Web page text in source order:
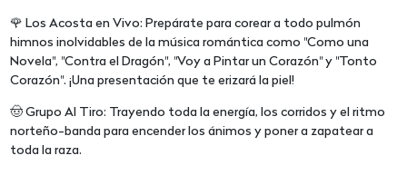
🌹 Los Acosta en Vivo: Prepárate para corear a todo pulmón
himnos inolvidables de la música romántica como "Como una
Novela", "Contra el Dragón", "Voy a Pintar un Corazón" y "Tonto
Corazón". ¡Una presentación que te erizará la piel!
🤠 Grupo Al Tiro: Trayendo toda la energía, los corridos y el ritmo
norteño-banda para encender los ánimos y poner a zapatear a
toda la raza.